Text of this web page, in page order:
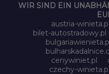
WIR SIND EIN
austria-winieta.pl
bilet-autostradowy.pl
cenywiniet.pl
czechy-winieta.pl